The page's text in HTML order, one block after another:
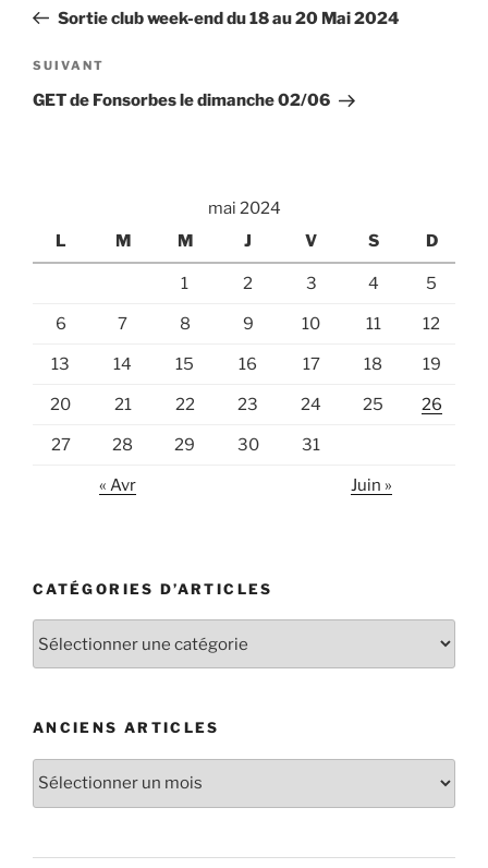
l’article
précédent
Sortie club week-end du 18 au 20 Mai 2024
Article
suivant
SUIVANT
GET de Fonsorbes le dimanche 02/06
mai 2024
L
M M J V S D
1 2 3 4 5
6 7 8 9 10 11 12
13 14 15 16 17 18 19
20 21 22 23 24 25 26
27 28 29 30 31
« Avr Juin »
CATÉGORIES D’ARTICLES
ANCIENS ARTICLES
Anciens